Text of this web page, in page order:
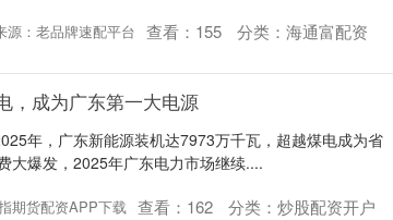
源：老品牌速配平台 查看： 155 分类： 海通富配资
，成为广东第一大电源
年，广东新能源装机达7973万千瓦，超越煤电成为省
大爆发，2025年广东电力市场继续....
期货配资APP下载 查看： 162 分类： 炒股配资开户